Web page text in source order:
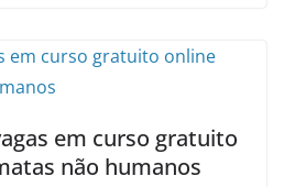
em curso gratuito
não humanos